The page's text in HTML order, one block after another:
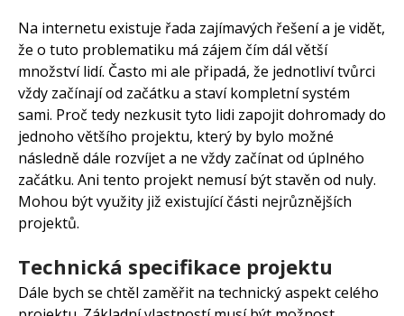
Na internetu existuje řada zajímavých řešení a je vidět,
že o tuto problematiku má zájem čím dál větší
množství lidí. Často mi ale připadá, že jednotliví tvůrci
vždy začínají od začátku a staví kompletní systém
sami. Proč tedy nezkusit tyto lidi zapojit dohromady do
jednoho většího projektu, který by bylo možné
následně dále rozvíjet a ne vždy začínat od úplného
začátku. Ani tento projekt nemusí být stavěn od nuly.
Mohou být využity již existující části nejrůznějších
projektů.
Technická specifikace projektu
Dále bych se chtěl zaměřit na technický aspekt celého